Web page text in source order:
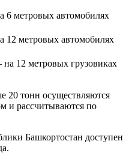
6 метровых автомобилях
12 метровых автомобилях
12 метровых грузовиках
20 тонн осуществляются
и рассчитываются по
Башкортостан доступен